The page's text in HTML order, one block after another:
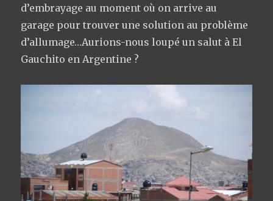
d’embrayage au moment où on arrive au
garage pour trouver une solution au problème
d’allumage…Aurions-nous loupé un salut à El
Gauchito en Argentine ?